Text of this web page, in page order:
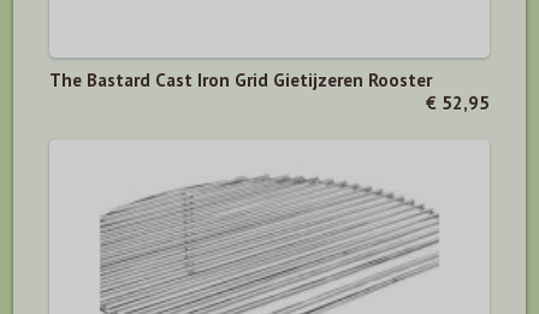
The Bastard Cast Iron Grid Gietijzeren Rooster
€ 52,95